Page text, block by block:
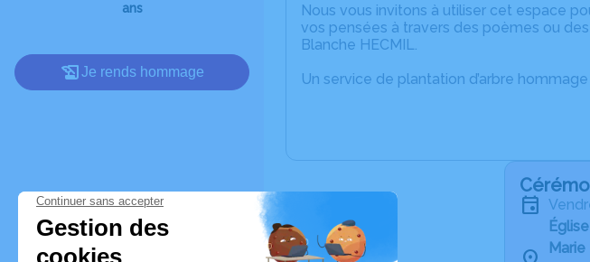
ans
Je rends hommage
Nous vous invitons à utiliser cet espace
vos pensées à travers des poèmes ou
Blanche HECMIL.
Un service de plantation d’arbre
Marie